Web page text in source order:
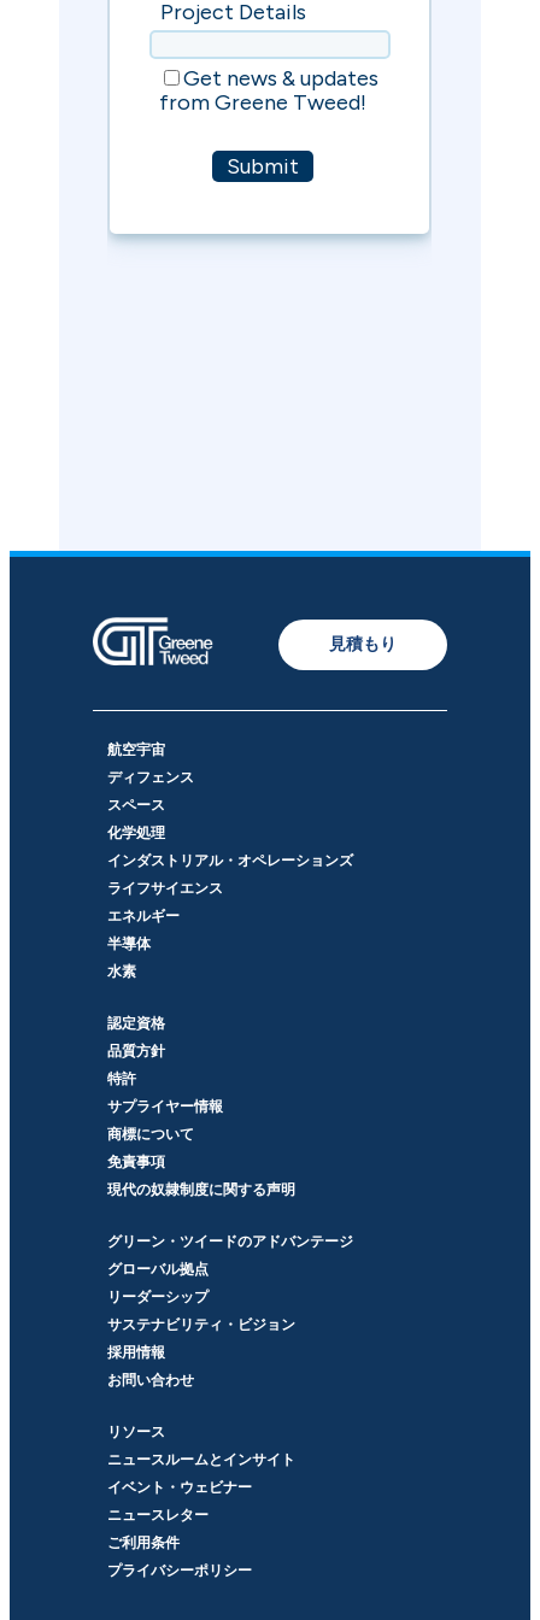
見積もり
航空宇宙
ディフェンス
スペース
化学処理
インダストリアル・オペレーションズ
ライフサイエンス
エネルギー
半導体
水素
認定資格
品質方針
特許
サプライヤー情報
商標について
免責事項
現代の奴隷制度に関する声明
グリーン・ツイードのアドバンテージ
グローバル拠点
リーダーシップ
サステナビリティ・ビジョン
採用情報
お問い合わせ
リソース
ニュースルームとインサイト
イベント・ウェビナー
ニュースレター
ご利用条件
プライバシーポリシー